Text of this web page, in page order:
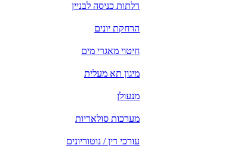
דלתות כניסה לבניין
הרחקת יונים
חיטוי מאגרי מים
מיגון תא מעלית
מנעולן
מערכות סולאריות
עורכי דין / נוטוריונים